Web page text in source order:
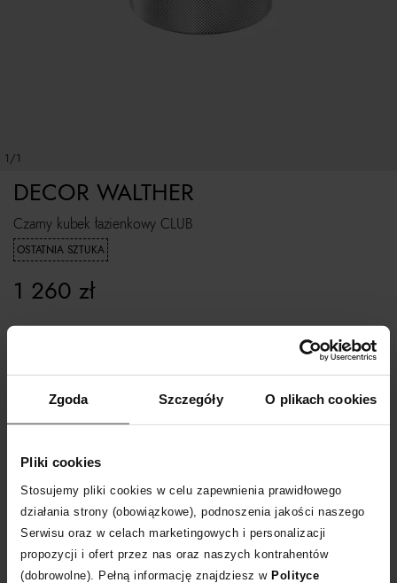
Zgoda Szczegóły O plikach cookies
Pliki cookies
Stosujemy pliki cookies w celu zapewnienia prawidłowego
działania strony (obowiązkowe), podnoszenia jakości naszego
Serwisu oraz w celach marketingowych i personalizacji
propozycji i ofert przez nas oraz naszych kontrahentów
(dobrowolne). Pełną informację znajdziesz w Polityce
1/1
Czarny kubek łazienkowy CLUB
OSTATNIA SZTUKA
DECOR WALTHER
1 260 zł
DODAJ DO KOSZYKA
Dostawa
14 dni na zwrot towaru
+252 punktówzyskujesz w Klubie Korzyści